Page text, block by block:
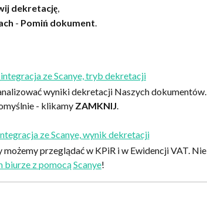
dekretację,
- Pomiń dokument
wyniki dekretacji Naszych dokumentów.
- klikamy ZAMKNIJ
przeglądać w KPiR i w Ewidencji VAT. Nie
biurze z pomocą Scanye!